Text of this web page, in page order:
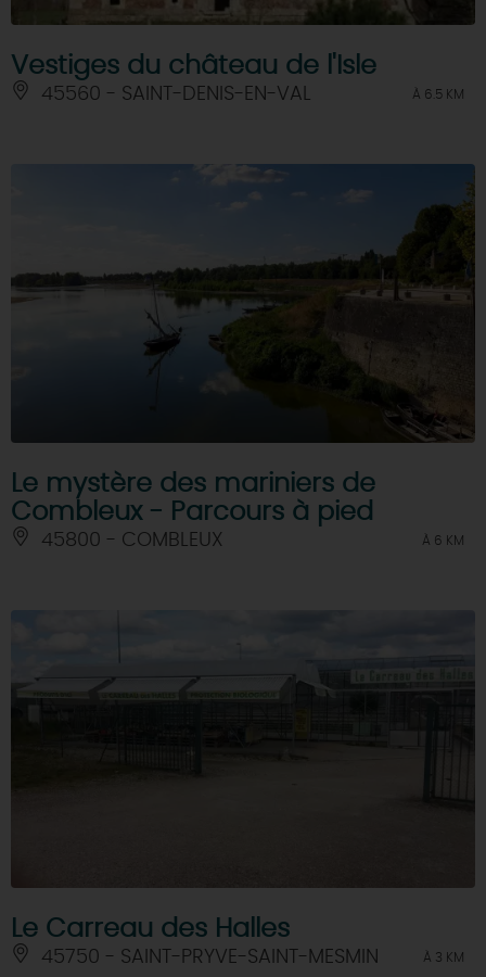
Vestiges du château de l'Isle
45560 - SAINT-DENIS-EN-VAL À 6.5 KM
Le mystère des mariniers de
Combleux - Parcours à pied
45800 - COMBLEUX À 6 KM
Le Carreau des Halles
45750 - SAINT-PRYVE-SAINT-MESMIN À 3 KM